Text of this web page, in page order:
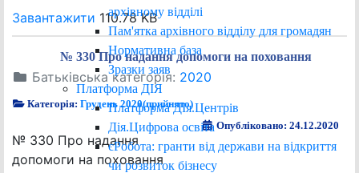
архівному відділі
Пам'ятка архівного відділу для громадян
Нормативна база
Зразки заяв
Платформа ДІЯ
Платформа ДІя.Центрів
Дія.Цифрова освіта
єРобота: гранти від держави на відкриття
чи розвиток бізнесу
Завантажити 110.78 KB
№ 330 Про надання допомоги на поховання
Батьківська категорія: 2020
Категорія:Грудень 2020(прийнято)
Опубліковано: 24.12.2020
№ 330 Про надання
допомоги на поховання